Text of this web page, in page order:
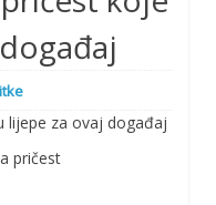
pričest